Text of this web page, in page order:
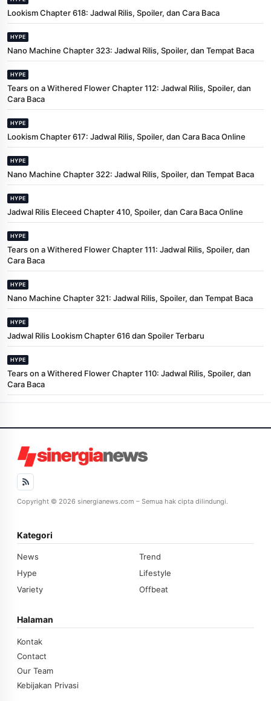
Lookism Chapter 618: Jadwal Rilis, Spoiler, dan Cara Baca
HYPE
Nano Machine Chapter 323: Jadwal Rilis, Spoiler, dan Tempat Baca
HYPE
Tears on a Withered Flower Chapter 112: Jadwal Rilis, Spoiler, dan
Cara Baca
HYPE
Lookism Chapter 617: Jadwal Rilis, Spoiler, dan Cara Baca Online
HYPE
Nano Machine Chapter 322: Jadwal Rilis, Spoiler, dan Tempat Baca
HYPE
Jadwal Rilis Eleceed Chapter 410, Spoiler, dan Cara Baca Online
HYPE
Tears on a Withered Flower Chapter 111: Jadwal Rilis, Spoiler, dan
Cara Baca
HYPE
Nano Machine Chapter 321: Jadwal Rilis, Spoiler, dan Tempat Baca
HYPE
Jadwal Rilis Lookism Chapter 616 dan Spoiler Terbaru
HYPE
Tears on a Withered Flower Chapter 110: Jadwal Rilis, Spoiler, dan
Cara Baca
Copyright © 2026 sinergianews.com – Semua hak cipta dilindungi.
Kategori
News
Trend
Hype
Lifestyle
Variety
Offbeat
Halaman
Kontak
Contact
Our Team
Kebijakan Privasi